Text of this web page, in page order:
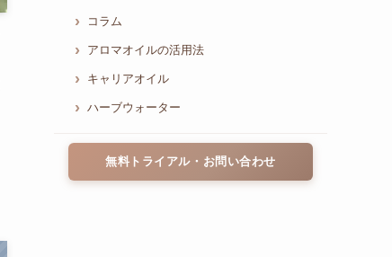
コラム
アロマオイルの活用法
キャリアオイル
ハーブウォーター
無料トライアル・お問い合わせ